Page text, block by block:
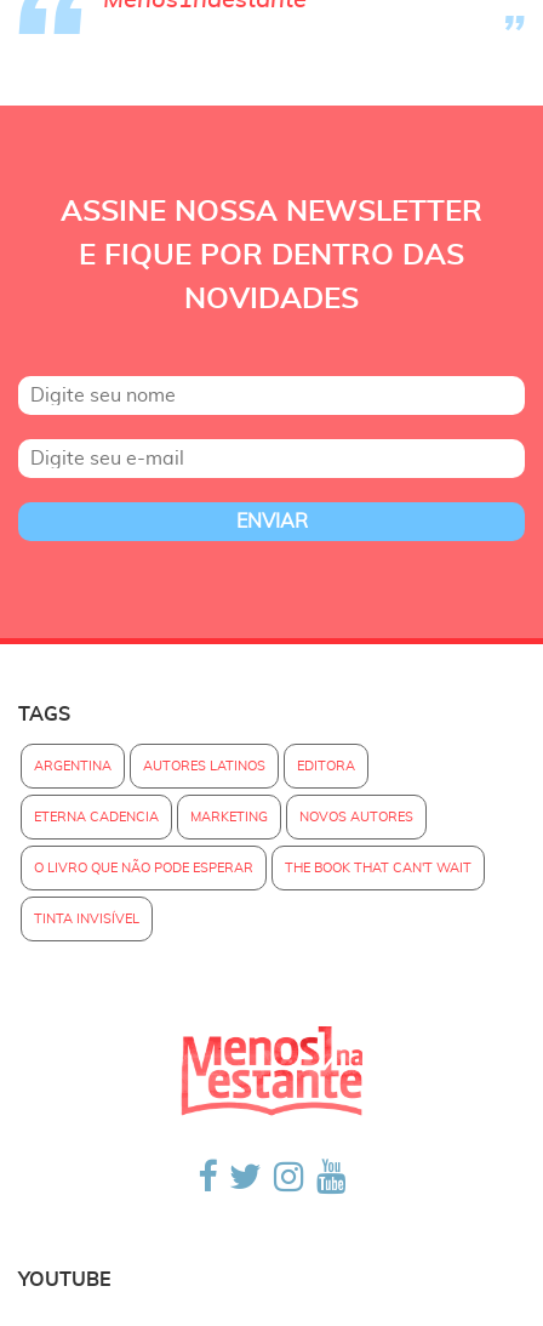
ASSINE NOSSA NEWSLETTER
E FIQUE POR DENTRO DAS
NOVIDADES
TAGS
ARGENTINA AUTORES LATINOS EDITORA
ETERNA CADENCIA MARKETING NOVOS AUTORES
O LIVRO QUE NÃO PODE ESPERAR THE BOOK THAT CAN'T WAIT
TINTA INVISÍVEL
YOUTUBE